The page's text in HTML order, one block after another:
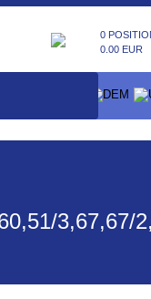
0
0.00 EUR
3,67,67/